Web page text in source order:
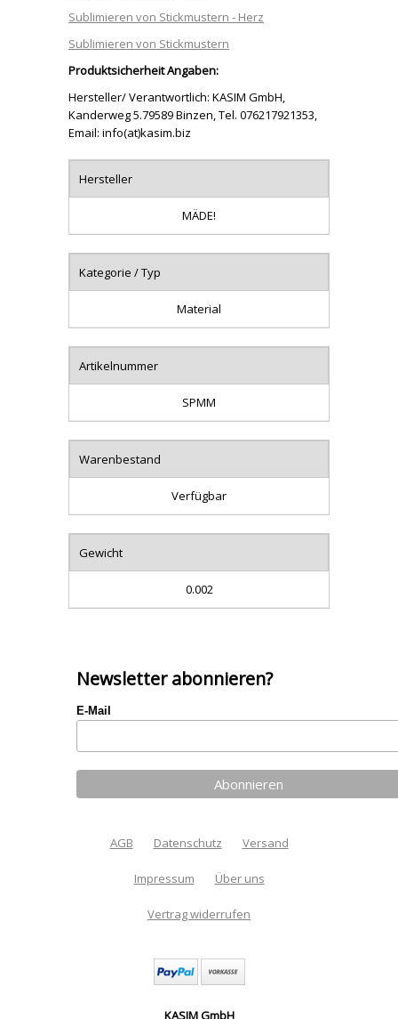
Sublimieren von Stickmustern - Herz
Sublimieren von Stickmustern
Produktsicherheit Angaben:
Hersteller/ Verantwortlich: KASIM GmbH,
Kanderweg 5.79589 Binzen, Tel. 076217921353,
Email: info(at)kasim.biz
Hersteller
MÄDE!
Kategorie / Typ
Material
Artikelnummer
SPMM
Warenbestand
Verfügbar
Gewicht
0.002
Newsletter abonnieren?
E-Mail
AGB Datenschutz Versand
Impressum Über uns
Vertrag widerrufen
KASIM GmbH